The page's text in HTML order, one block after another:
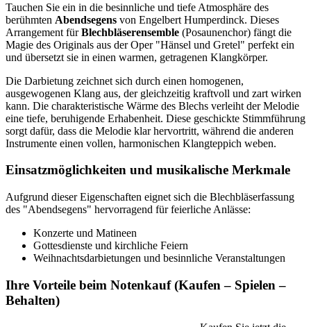
Tauchen Sie ein in die besinnliche und tiefe Atmosphäre des
berühmten Abendsegens von Engelbert Humperdinck. Dieses
Arrangement fürBlechbläserensemble (Posaunenchor) fängt die
Magie des Originals aus der Oper "Hänsel und Gretel" perfekt ein
und übersetzt sie in einen warmen, getragenen Klangkörper.
Die Darbietung zeichnet sich durch einen homogenen,
ausgewogenen Klang aus, der gleichzeitig kraftvoll und zart wirken
kann. Die charakteristische Wärme des Blechs verleiht der Melodie
eine tiefe, beruhigende Erhabenheit. Diese geschickte Stimmführung
sorgt dafür, dass die Melodie klar hervortritt, während die anderen
Instrumente einen vollen, harmonischen Klangteppich weben.
Einsatzmöglichkeiten und musikalische Merkmale
Aufgrund dieser Eigenschaften eignet sich die Blechbläserfassung
des "Abendsegens" hervorragend für feierliche Anlässe:
Konzerte und Matineen
Gottesdienste und kirchliche Feiern
Weihnachtsdarbietungen und besinnliche Veranstaltungen
Ihre Vorteile beim Notenkauf (Kaufen – Spielen –
Behalten)